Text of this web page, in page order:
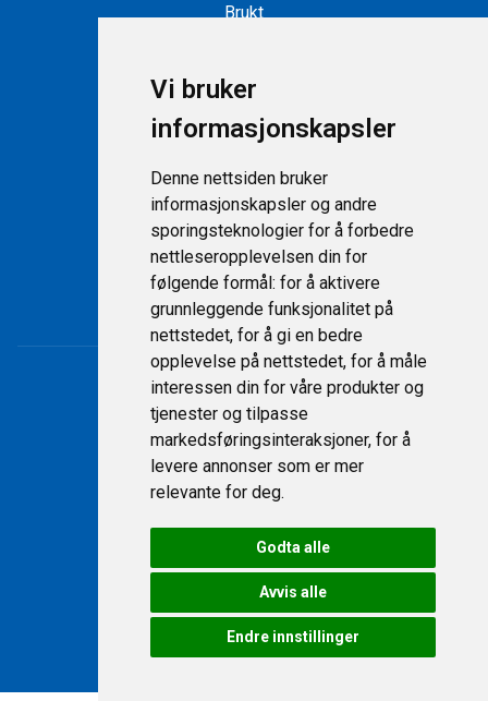
Vi bruker
informasjonskapsler
Denne nettsiden bruker
informasjonskapsler og andre
sporingsteknologier for å forbedre
nettleseropplevelsen din for
følgende formål: for å aktivere
grunnleggende funksjonalitet på
nettstedet, for å gi en bedre
opplevelse på nettstedet, for å måle
interessen din for våre produkter og
tjenester og tilpasse
markedsføringsinteraksjoner, for å
levere annonser som er mer
relevante for deg.
Godta alle
Avvis alle
Endre innstillinger
© 2026 Fritidssentret AS
Brukt
Snøscootere
Snøscootere på lager
Nye snøscootere
Support
Kontakt
Personvernerklæring